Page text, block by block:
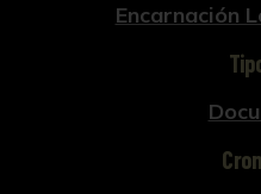
Encarnación